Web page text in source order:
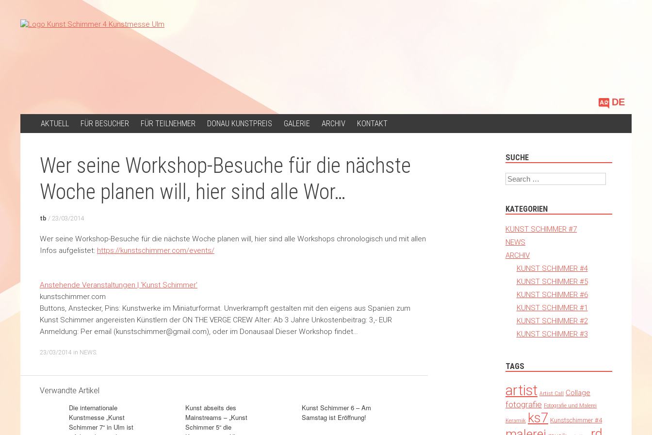
Sprache
auswählen
INHALT
AKTUELL FÜR BESUCHER FÜR TEILNEHMER DONAU KUNSTPREIS GALERIE ARCHIV KONTAKT
Wer seine Workshop-Besuche für die nächste
Woche planen will, hier sind alle Wor…
tb / 23/03/2014
Wer seine Workshop-Besuche für die nächste Woche planen will, hier sind alle Workshops chronologisch und mit allen
Infos aufgelistet: https://kunstschimmer.com/events/
Anstehende Veranstaltungen | 'Kunst Schimmer'
kunstschimmer.com
Buttons, Anstecker, Pins: Kunstwerke im Miniaturformat. Unverkrampft gestalten mit den eigens aus Spanien zum
Kunst Schimmer angereisten Künstlern der ON THE VERGE CREW Alter: Ab 3 Jahre Unkostenbeitrag: 3,- EUR
Anmeldung: Per email (kunstschimmer@gmail.com), oder im Donausaal Dieser Workshop findet…
23/03/2014 in NEWS
Verwandte Artikel
Die internationale
Kunstmesse „Kunst
Schimmer 7“ in Ulm ist
Kunst abseits des
Mainstreams – „Kunst
Schimmer 5“ die
Kunst Schimmer 6 – Am
Samstag ist Eröffnung!
SUCHE
Search
KATEGORIEN
KUNST SCHIMMER #7
NEWS
ARCHIV
KUNST SCHIMMER #4
KUNST SCHIMMER #5
KUNST SCHIMMER #6
KUNST SCHIMMER #1
KUNST SCHIMMER #2
KUNST SCHIMMER #3
TAGS
artist Artist Call Collage
fotografie Fotografie und Malerei
Keramik ks7 Kunstschimmer #4